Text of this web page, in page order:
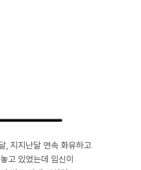
, 지지난달 연속 화유하고
고 있었는데 임신이